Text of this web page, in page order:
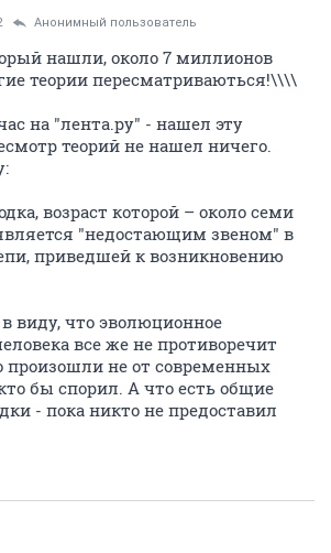
Анонимный пользователь
нашли, около 7 миллионов
теории пересматриваються!\\\\
на "лента.ру" - нашел эту
теорий не нашел ничего.
возраст которой – около семи
"недостающим звеном" в
приведшей к возникновению
виду, что эволюционное
все же не противоречит
произошли не от современных
бы спорил. А что есть общие
- пока никто не предоставил